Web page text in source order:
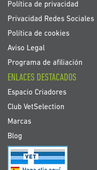
Política de privacidad
Privacidad Redes Sociales
Política de cookies
Aviso Legal
Programa de afiliación
ENLACES DESTACADOS
Espacio Criadores
Club VetSelection
Marcas
Blog